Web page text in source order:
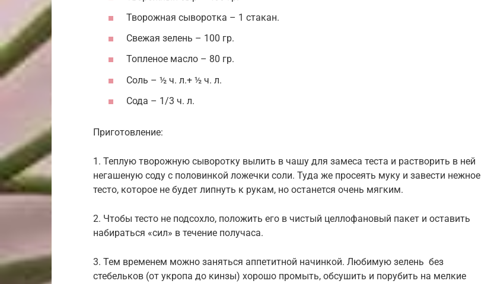
Творожная сыворотка – 1 стакан.
Свежая зелень – 100 гр.
Топленое масло – 80 гр.
Соль – ½ ч. л.+ ½ ч. л.
Сода – 1/3 ч. л.
Приготовление:
1. Теплую творожную сыворотку вылить в чашу для замеса теста и растворить в ней
негашеную соду с половинкой ложечки соли. Туда же просеять муку и завести нежное
тесто, которое не будет липнуть к рукам, но останется очень мягким.
2. Чтобы тесто не подсохло, положить его в чистый целлофановый пакет и оставить
набираться «сил» в течение получаса.
3. Тем временем можно заняться аппетитной начинкой. Любимую зелень без
стебельков (от укропа до кинзы) хорошо промыть, обсушить и порубить на мелкие